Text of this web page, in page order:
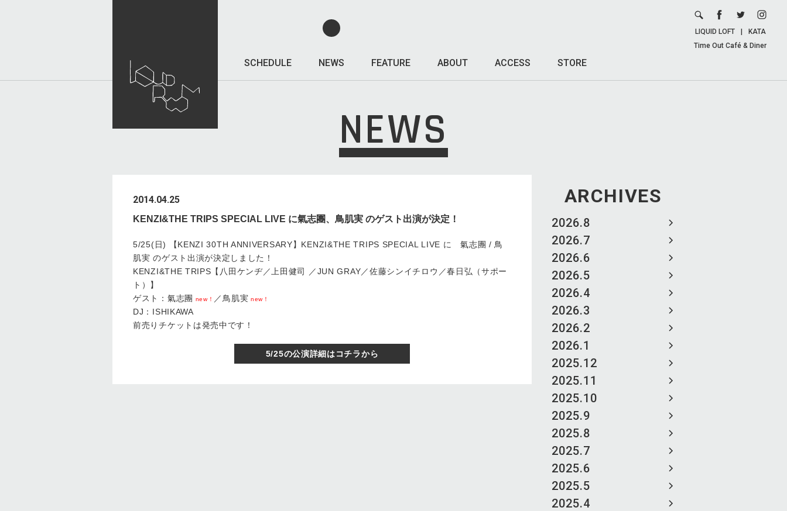
SCHEDULE NEWS FEATURE ABOUT ACCESS STORE
LIQUID LOFT
KATA
Time Out Café & Diner
NEWS
ARCHIVES
2026.8
2026.7
2026.6
2026.5
2026.4
2026.3
2026.2
2026.1
2025.12
2025.11
2025.10
2025.9
2025.8
2025.7
2025.6
2025.5
2025.4
2014.04.25
KENZI&THE TRIPS SPECIAL LIVE に氣志團、鳥肌実 のゲスト出演が決定！
5/25(日) 【KENZI 30TH ANNIVERSARY】KENZI&THE TRIPS SPECIAL LIVE に 氣志團 / 鳥
肌実 のゲスト出演が決定しました！
KENZI&THE TRIPS【八田ケンヂ／上田健司 ／JUN GRAY／佐藤シンイチロウ／春日弘（サポー
ト）】
ゲスト：氣志團
new！ ／鳥肌実 new！
DJ：ISHIKAWA
前売りチケットは発売中です！
5/25の公演詳細はコチラから